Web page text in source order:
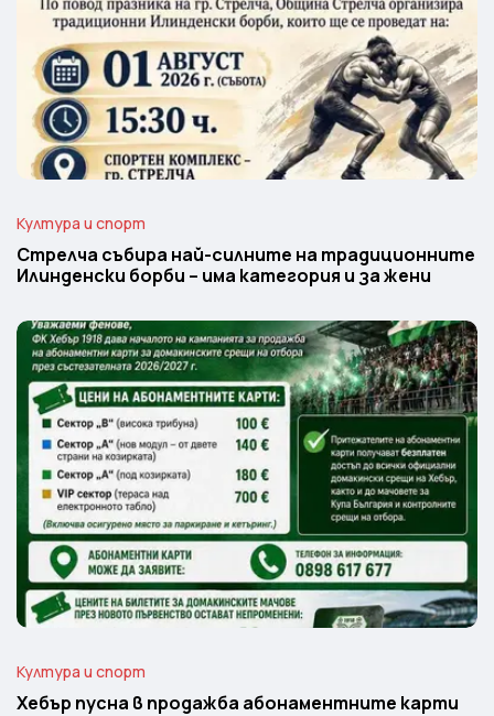
Култура и спорт
Стрелча събира най-силните на традиционните
Илинденски борби – има категория и за жени
Култура и спорт
Хебър пусна в продажба абонаментните карти